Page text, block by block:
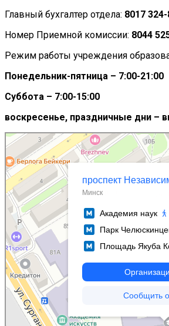
Главный бухгалтер отдела: 8017
Номер Приемной комиссии: 8044
Режим работы учреждения
Понедельник-пятница – 7:00-21:00
Суббота – 7:00-15:00
воскресенье, праздничные дни –
Минск
Проспект Независимости, 85 — Яндекс Карты